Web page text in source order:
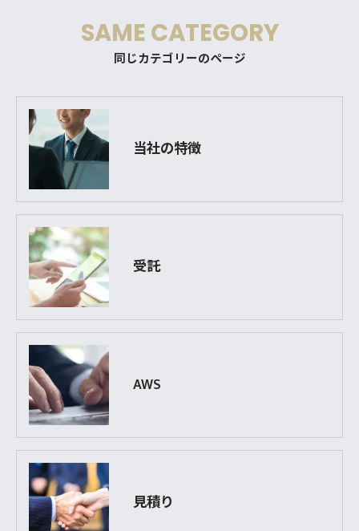
同じカテゴリーのページ
SAME CATEGORY
当社の特徴
受託
AWS
見積り